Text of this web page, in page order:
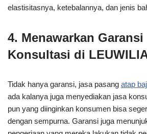
elastisitasnya, ketebalannya, dan jenis
4. Menawarkan Garansi
Konsultasi di
Tidak hanya garansi, jasa pasang atap
ada kalanya juga menyediakan jasa
pun yang diinginkan konsumen bisa
dengan sempurna. Garansi juga